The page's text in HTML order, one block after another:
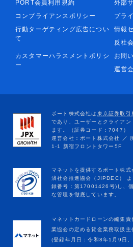
PORT会員利用規約
外部
コンプライアンスポリシー
プラ
行動ターゲティング広告につい
て
情報
反社
カスタマーハラスメントポリシ
ー
お問
運営
マネットカードローンの編集
業協会の定める貸金業務取扱主
(登録年月日：令和8年1月9日